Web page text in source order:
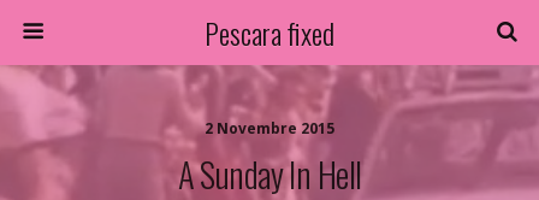
Pescara fixed
2 Novembre 2015
A Sunday In Hell